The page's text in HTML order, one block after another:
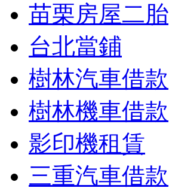
苗栗房屋二胎
台北當鋪
樹林汽車借款
樹林機車借款
影印機租賃
三重汽車借款